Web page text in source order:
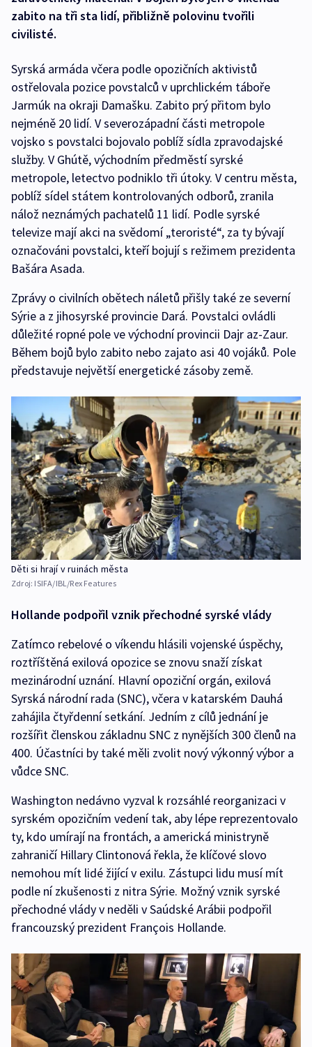
zabito na tři sta lidí, přibližně polovinu tvořili
civilisté.
Syrská armáda včera podle opozičních aktivistů
ostřelovala pozice povstalců v uprchlickém táboře
Jarmúk na okraji Damašku. Zabito prý přitom bylo
nejméně 20 lidí. V severozápadní části metropole
vojsko s povstalci bojovalo poblíž sídla zpravodajské
služby. V Ghútě, východním předměstí syrské
metropole, letectvo podniklo tři útoky. V centru města,
poblíž sídel státem kontrolovaných odborů, zranila
nálož neznámých pachatelů 11 lidí. Podle syrské
televize mají akci na svědomí „teroristé“, za ty bývají
označováni povstalci, kteří bojují s režimem prezidenta
Bašára Asada.
Zprávy o civilních obětech náletů přišly také ze severní
Sýrie a z jihosyrské provincie Dará. Povstalci ovládli
důležité ropné pole ve východní provincii Dajr az-Zaur.
Během bojů bylo zabito nebo zajato asi 40 vojáků. Pole
představuje největší energetické zásoby země.
Děti si hrají v ruinách města
Zdroj: ISIFA/IBL/Rex Features
Hollande podpořil vznik přechodné syrské vlády
Zatímco rebelové o víkendu hlásili vojenské úspěchy,
roztříštěná exilová opozice se znovu snaží získat
mezinárodní uznání. Hlavní opoziční orgán, exilová
Syrská národní rada (SNC), včera v katarském Dauhá
zahájila čtyřdenní setkání. Jedním z cílů jednání je
rozšířit členskou základnu SNC z nynějších 300 členů na
400. Účastníci by také měli zvolit nový výkonný výbor a
vůdce SNC.
Washington nedávno vyzval k rozsáhlé reorganizaci v
syrském opozičním vedení tak, aby lépe reprezentovalo
ty, kdo umírají na frontách, a americká ministryně
zahraničí Hillary Clintonová řekla, že klíčové slovo
nemohou mít lidé žijící v exilu. Zástupci lidu musí mít
podle ní zkušenosti z nitra Sýrie. Možný vznik syrské
přechodné vlády v neděli v Saúdské Arábii podpořil
francouzský prezident François Hollande.